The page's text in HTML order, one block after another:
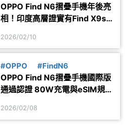
OPPO Find N6摺疊手機年後亮
相！印度高層證實有Find X9s的
2026/02/10
#OPPO #FindN6
OPPO Find N6摺疊手機國際版
通過認證 80W充電與eSIM規格
2026/02/08